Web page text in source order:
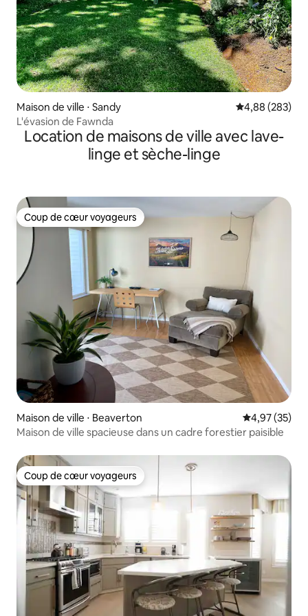
Maison de ville ⋅ Sandy Évaluation
4,88 (283)
L'évasion de Fawnda
Location de maisons de ville avec lave-
linge et sèche-linge
Coup de cœur voyageurs
Coup de cœur voyageurs
Maison de ville ⋅ Beaverton Évaluation
4,97 (35)
Maison de ville spacieuse dans un cadre forestier paisible
Coup de cœur voyageurs
Coup de cœur voyageurs